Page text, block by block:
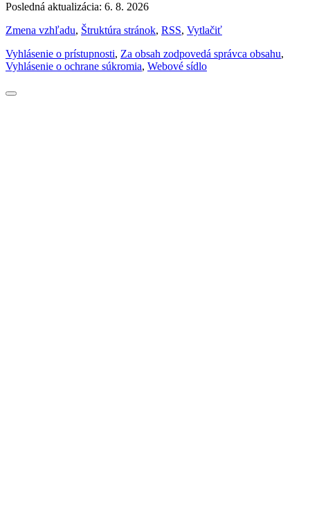
Posledná aktualizácia: 6. 8. 2026
Zmena vzhľadu, Štruktúra stránok, RSS, Vytlačiť
Vyhlásenie o prístupnosti, Za obsah zodpovedá správca obsahu,
Vyhlásenie o ochrane súkromia, Webové sídlo